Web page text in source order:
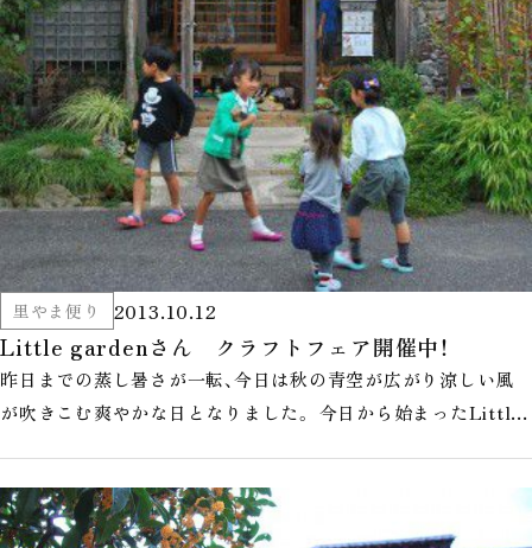
里やま便り 2013.10.12
Little gardenさん クラフトフェア開催中！
昨日までの蒸し暑さが一転、今日は秋の青空が広がり涼しい風
が吹きこむ爽やかな日となりました。 今日から始まったLittli